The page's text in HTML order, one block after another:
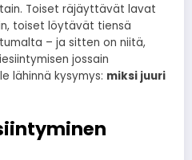
Toiset räjäyttävät lavat
toiset löytävät tiensä
– ja sitten on niitä,
jossain
lähinnä kysymys: miksi juuri